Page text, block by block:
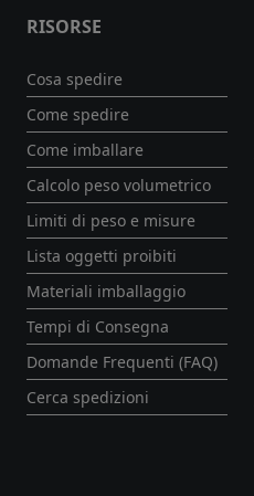
RISORSE
Cosa spedire
Come spedire
Come imballare
Calcolo peso volumetrico
Limiti di peso e misure
Lista oggetti proibiti
Materiali imballaggio
Tempi di Consegna
Domande Frequenti (FAQ)
Cerca spedizioni